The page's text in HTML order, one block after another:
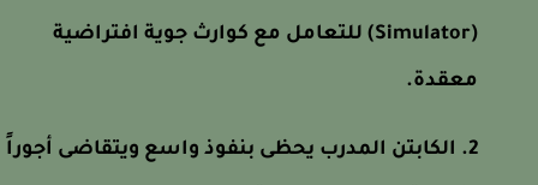
(Simulator) للتعامل مع كوارث جوية افتراضية
معقدة.
الكابتن المدرب يحظى بنفوذ واسع ويتقاضى أجوراً